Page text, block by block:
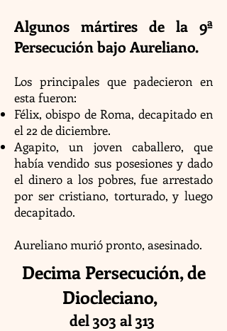
Algunos mártires de la 9ª
Persecución bajo Aureliano.
Los principales que padecieron en
esta fueron:
Félix, obispo de Roma, decapitado en
el 22 de diciembre.
Agapito, un joven caballero, que
había vendido sus posesiones y dado
el dinero a los pobres, fue arrestado
por ser cristiano, torturado, y luego
decapitado.
Aureliano murió pronto, asesinado.
Decima Persecución, de
Diocleciano,
del 303 al 313